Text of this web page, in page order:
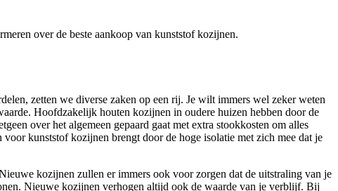
over de beste aankoop van kunststof kozijnen.
zetten we diverse zaken op een rij. Je wilt immers wel zeker weten
Hoofdzakelijk houten kozijnen in oudere huizen hebben door de
over het algemeen gepaard gaat met extra stookkosten om alles
kunststof kozijnen brengt door de hoge isolatie met zich mee dat je
kozijnen zullen er immers ook voor zorgen dat de uitstraling van je
Nieuwe kozijnen verhogen altijd ook de waarde van je verblijf. Bij